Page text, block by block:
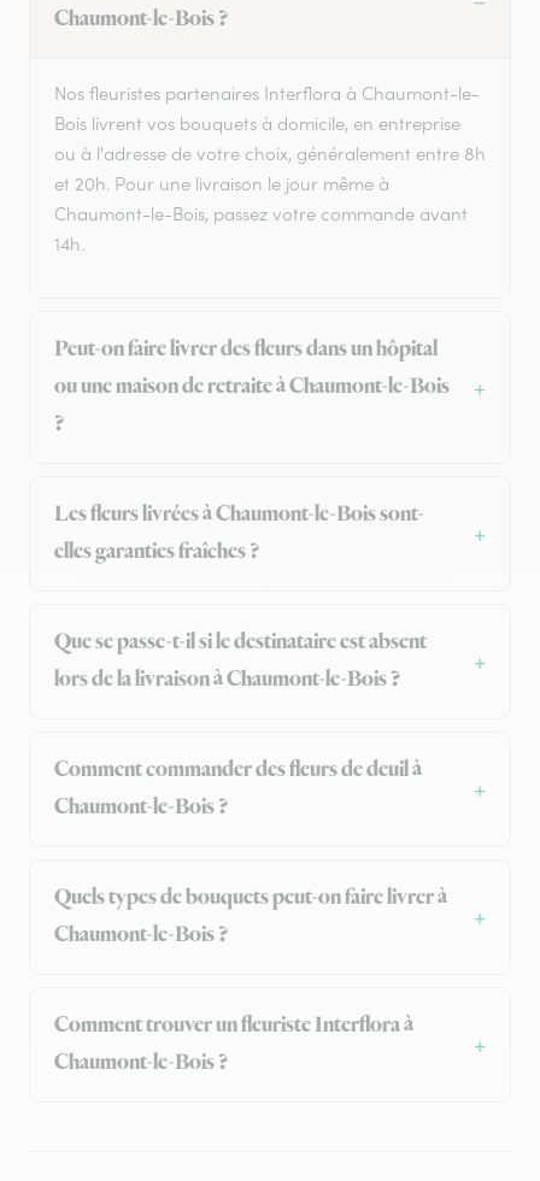
Chaumont-le-Bois ?
Nos fleuristes partenaires Interflora à Chaumont-le-
Bois livrent vos bouquets à domicile, en entreprise
ou à l'adresse de votre choix, généralement entre 8h
et 20h. Pour une livraison le jour même à
Chaumont-le-Bois, passez votre commande avant
14h.
Peut-on faire livrer des fleurs dans un hôpital
ou une maison de retraite à Chaumont-le-Bois
?
Les fleurs livrées à Chaumont-le-Bois sont-
elles garanties fraîches ?
Que se passe-t-il si le destinataire est absent
lors de la livraison à Chaumont-le-Bois ?
Comment commander des fleurs de deuil à
Chaumont-le-Bois ?
Quels types de bouquets peut-on faire livrer à
Chaumont-le-Bois ?
Comment trouver un fleuriste Interflora à
Chaumont-le-Bois ?